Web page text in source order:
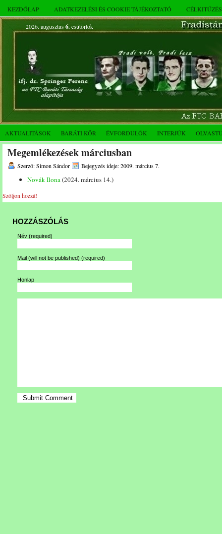
KEZDŐLAP ADATKEZELÉSI ÉS COOKIE TÁJÉKOZTATÓ
2026. augusztus 6.csütörtök
AKTUALITÁSOK BARÁTI KÖR ÉVFORDULÓK INTERJÚK
Megemlékezések márciusban
Szerző: Simon Sándor Bejegyzés ideje: 2009. március 7.
Novák Ilona(2024. március 14.)
Szóljon hozzá!
HOZZÁSZÓLÁS
Név (required)
Mail (will not be published) (required)
Honlap